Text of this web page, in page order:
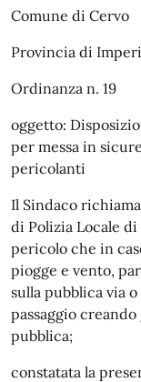
Comune di Cervo
Provincia di
Ordinanza n. 19
oggetto:
per messa in
pericolanti
Il Sindaco
di Polizia Locale
pericolo che in
piogge e vento,
sulla pubblica via
passaggio
pubblica;
constatata la